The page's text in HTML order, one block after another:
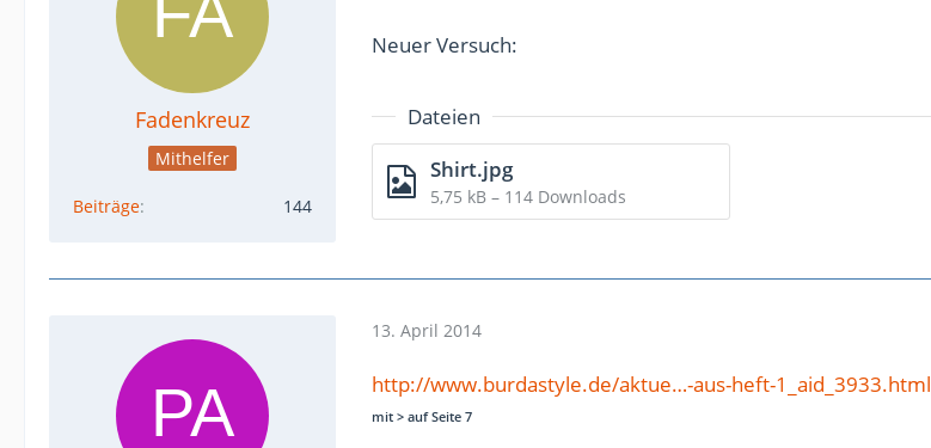
Fadenkreuz
Mithelfer
Beiträge 144
Neuer Versuch:
Dateien
Shirt.jpg
5,75 kB – 114 Downloads
13. April 2014
http://www.burdastyle.de/aktue…-aus-heft-1_aid_3933.html
mit > auf Seite 7